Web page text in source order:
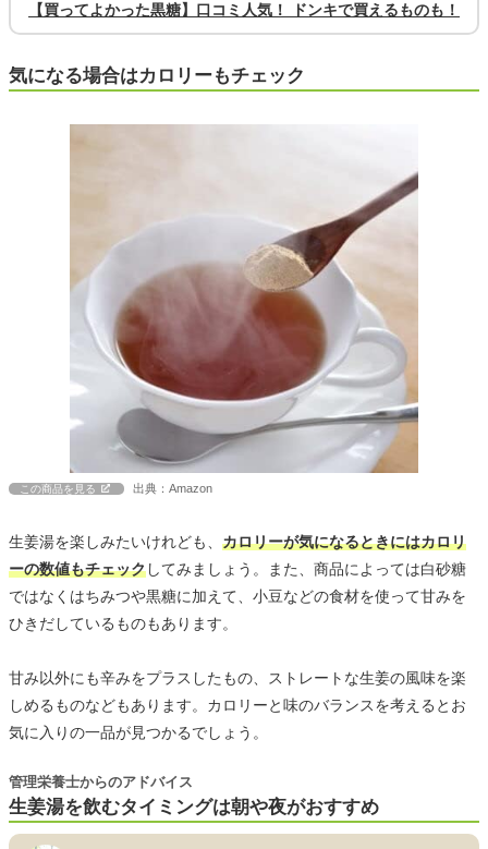
【買ってよかった黒糖】口コミ人気！ ドンキで買えるものも！
気になる場合はカロリーもチェック
この商品を見る 出典：Amazon
生姜湯を楽しみたいけれども、 カロリーが気になるときにはカロリ
ーの数値もチェックしてみましょう。また、商品によっては白砂糖
ではなくはちみつや黒糖に加えて、小豆などの食材を使って甘みを
ひきだしているものもあります。
甘み以外にも辛みをプラスしたもの、ストレートな生姜の風味を楽
しめるものなどもあります。カロリーと味のバランスを考えるとお
気に入りの一品が見つかるでしょう。
生姜湯を飲むタイミングは朝や夜がおすすめ
管理栄養士からのアドバイス